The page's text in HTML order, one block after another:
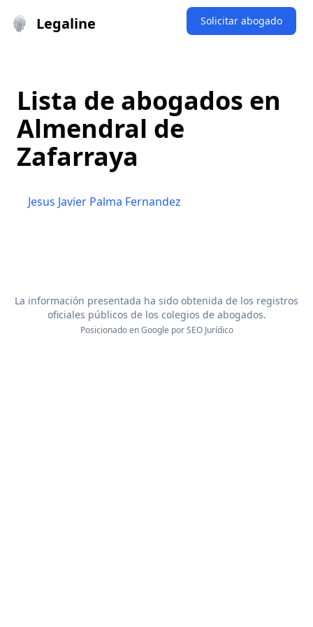
Legaline Solicitar abogado
Lista de abogados en
Almendral de
Zafarraya
Jesus Javier Palma Fernandez
La información presentada ha sido obtenida de los registros
oficiales públicos de los colegios de abogados.
Posicionado en Google porSEO Jurídico